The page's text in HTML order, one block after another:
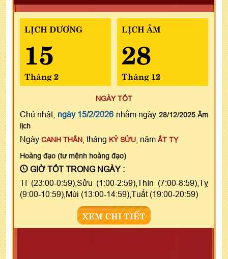
LỊCH DƯƠNG
15
Tháng 2
LỊCH ÂM
28
Tháng 12
NGÀY TỐT
Chủ nhật, ngày 15/2/2026 nhằm ngày 28/12/2025 Âm
lịch
Ngày CANH THÂN , tháng KỶ SỬU , năm ẤT TỴ
Hoàng đạo (tư mệnh hoàng đạo)
GIỜ TỐT TRONG NGÀY :
Tí (23:00-0:59),Sửu (1:00-2:59),Thìn (7:00-8:59),Tỵ
(9:00-10:59),Mùi (13:00-14:59),Tuất (19:00-20:59)
XEM CHI TIẾT